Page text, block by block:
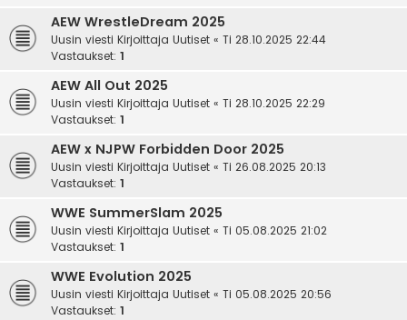
AEW WrestleDream 2025
Uusin viesti Kirjoittaja Uutiset « Ti 28.10.2025 22:44
Vastaukset: 1
AEW All Out 2025
Uusin viesti Kirjoittaja Uutiset « Ti 28.10.2025 22:29
Vastaukset: 1
AEW x NJPW Forbidden Door 2025
Uusin viesti Kirjoittaja Uutiset « Ti 26.08.2025 20:13
Vastaukset: 1
WWE SummerSlam 2025
Uusin viesti Kirjoittaja Uutiset « Ti 05.08.2025 21:02
Vastaukset: 1
WWE Evolution 2025
Uusin viesti Kirjoittaja Uutiset « Ti 05.08.2025 20:56
Vastaukset: 1